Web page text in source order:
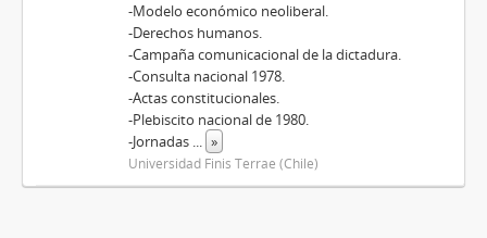
-Modelo económico neoliberal.
-Derechos humanos.
-Campaña comunicacional de la dictadura.
-Consulta nacional 1978.
-Actas constitucionales.
-Plebiscito nacional de 1980.
-Jornadas ... »
Universidad Finis Terrae (Chile)